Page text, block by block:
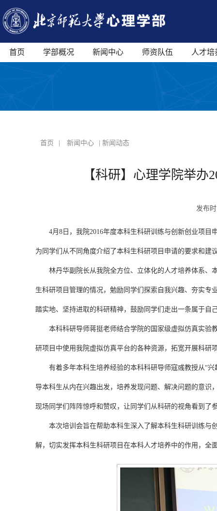
首页 学部概况 新闻中心 师资队伍 人才培
首页 新闻中心 | 新闻动态
【科研】心理学院举
发布
4月8日，我院2016年度本科生科研训练与创新创业项目
为同学们从不同角度介绍了本科生科研项目申请的要求和建
林丹华副院长从我院全方位、立体化的人才培养体系、
生科研项目管理的情况，勉励同学们探索自我兴趣、夯实
踏实地、坚持进取的科研精神，鼓励同学们走出一条属于自
本科科研导师蒋挺老师结合学院的国家级虚拟仿真实验
研项目中使用我院虚拟仿真平台的各种资源，拓宽开展科研
有着多年本科生培养经验的本科科研导师寇彧教授从“兴
导本科生从内在兴趣出发，培养发现问题、解决问题的意
现场同学们阵阵惊呼和赞叹，让同学们从科研的视角看到了
本次培训会旨在帮助本科生深入了解本科生科研训练与
解，切实发挥本科生科研项目在本科人才培养中的作用，全